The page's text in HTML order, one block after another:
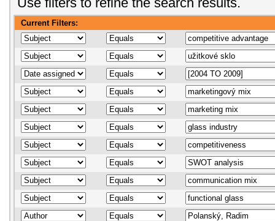
Use filters to refine the search results.
Current Filters: